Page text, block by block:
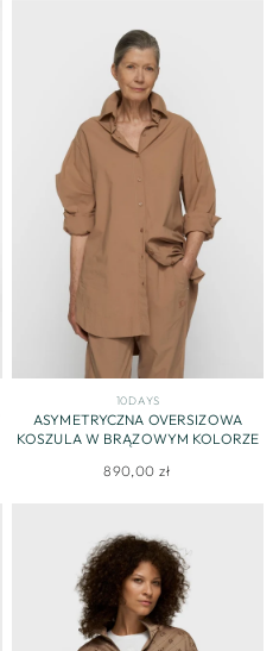
10DAYS
ASYMETRYCZNA OVERSIZOWA
KOSZULA W BRĄZOWYM KOLORZE
890,00 zł